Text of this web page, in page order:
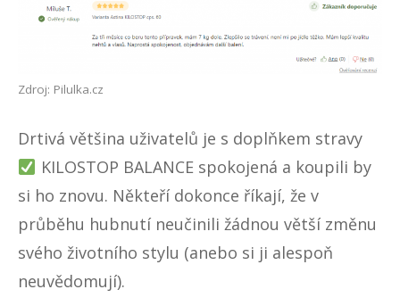
Zdroj: Pilulka.cz
Drtivá většina uživatelů je s doplňkem stravy
KILOSTOP BALANCEspokojená a koupili by
si ho znovu. Někteří dokonce říkají, že v
průběhu hubnutí neučinili žádnou větší změnu
svého životního stylu (anebo si ji alespoň
neuvědomují).